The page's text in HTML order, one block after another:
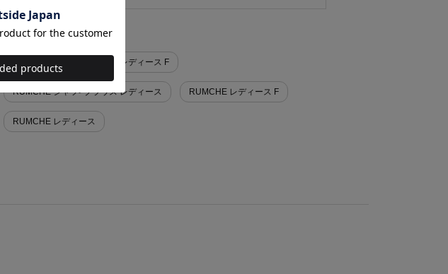
似た条件で検索
RUMCHE シャツ>ブラウス レディース F
RUMCHE シャツ>ブラウス レディース RUMCHE レディース F
RUMCHE レディース